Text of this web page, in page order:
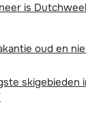
is
oud en
skigebieden